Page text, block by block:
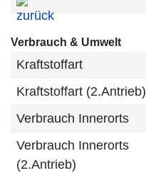
Verbrauch & Umwelt
Kraftstoffart
Kraftstoffart (2.Antrieb)
Verbrauch Innerorts
Verbrauch Innerorts
(2.Antrieb)